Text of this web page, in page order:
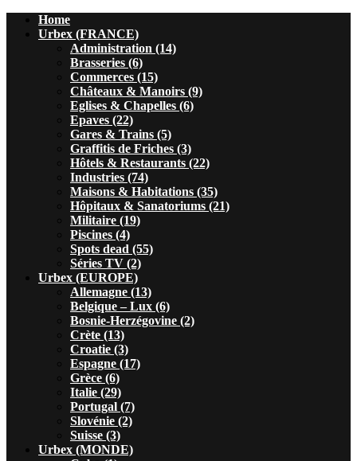
Home
Urbex (FRANCE)
Administration (14)
Brasseries (6)
Commerces (15)
Châteaux & Manoirs (9)
Eglises & Chapelles (6)
Epaves (22)
Gares & Trains (5)
Graffitis de Friches (3)
Hôtels & Restaurants (22)
Industries (74)
Maisons & Habitations (35)
Hôpitaux & Sanatoriums (21)
Militaire (19)
Piscines (4)
Spots dead (55)
Séries TV (2)
Urbex (EUROPE)
Allemagne (13)
Belgique – Lux (6)
Bosnie-Herzégovine (2)
Crète (13)
Croatie (3)
Espagne (17)
Grèce (6)
Italie (29)
Portugal (7)
Slovénie (2)
Suisse (3)
Urbex (MONDE)